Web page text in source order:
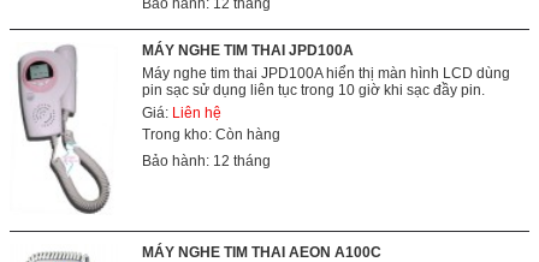
MÁY NGHE TIM THAI JPD100A
Máy nghe tim thai JPD100A hiển thị màn hình LCD dùng
pin sạc sử dụng liên tục trong 10 giờ khi sạc đầy pin.
Giá: Liên hệ
Trong kho: Còn hàng
Bảo hành: 12 tháng
MÁY NGHE TIM THAI AEON A100C